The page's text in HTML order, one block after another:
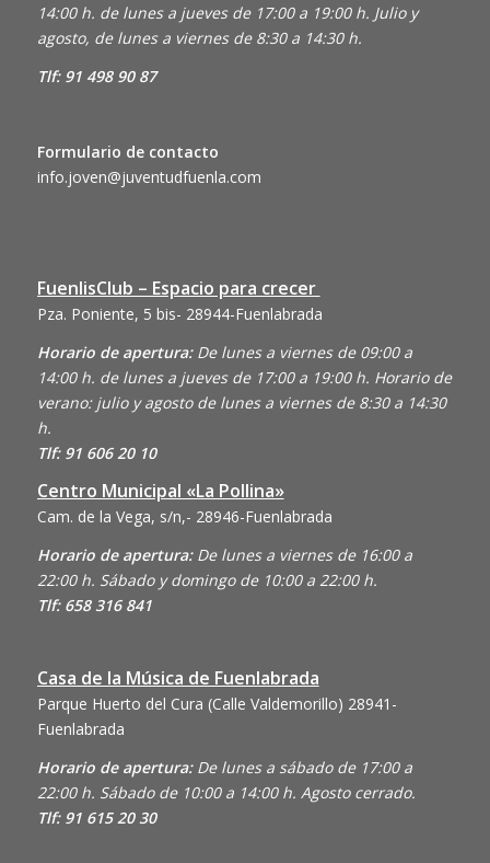
14:00 h. de lunes a jueves de 17:00 a 19:00 h. Julio y
agosto, de lunes a viernes de 8:30 a 14:30 h.
Tlf: 91 498 90 87
Formulario de contacto
info.joven@juventudfuenla.com
FuenlisClub – Espacio para crecer
Pza. Poniente, 5 bis- 28944-Fuenlabrada
Horario de apertura:De lunes a viernes de 09:00 a
14:00 h. de lunes a jueves de 17:00 a 19:00 h. Horario de
verano: julio y agosto de lunes a viernes de 8:30 a 14:30
h.
Tlf: 91 606 20 10
Centro Municipal «La Pollina»
Cam. de la Vega, s/n,- 28946-Fuenlabrada
Horario de apertura: De lunes a viernes de 16:00 a
22:00 h. Sábado y domingo de 10:00 a 22:00 h.
Tlf: 658 316 841
Casa de la Música de Fuenlabrada
Parque Huerto del Cura (Calle Valdemorillo) 28941-
Fuenlabrada
Horario de apertura: De lunes a sábado de 17:00 a
22:00 h. Sábado de 10:00 a 14:00 h. Agosto cerrado.
Tlf: 91 615 20 30